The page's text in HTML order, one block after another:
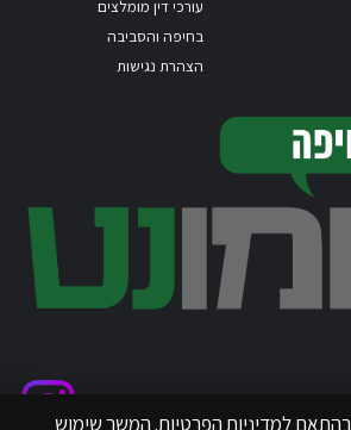
עורכי דין מומלצים
בחיפה והסביבה
הצהרת נגישות
למדיניות הפרטיות. המשך שימוש